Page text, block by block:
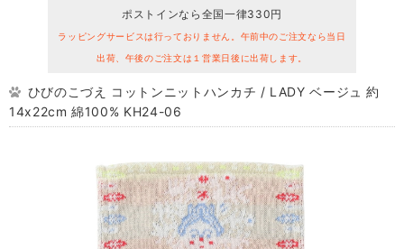
ポストインなら全国一律330円
ラッピングサービスは行っておりません。午前中のご注文なら当日
出荷、午後のご注文は１営業日後に出荷します。
ひびのこづえ コットンニットハンカチ / LADY ベージュ 約
14x22cm 綿100% KH24-06